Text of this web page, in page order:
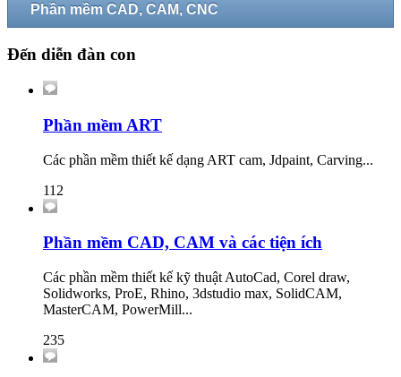
Phần mềm CAD, CAM, CNC
Đến diễn đàn con
Phần mềm ART
Các phần mềm thiết kế dạng ART cam, Jdpaint, Carving...
112
Phần mềm CAD, CAM và các tiện ích
Các phần mềm thiết kế kỹ thuật AutoCad, Corel draw,
Solidworks, ProE, Rhino, 3dstudio max, SolidCAM,
MasterCAM, PowerMill...
235